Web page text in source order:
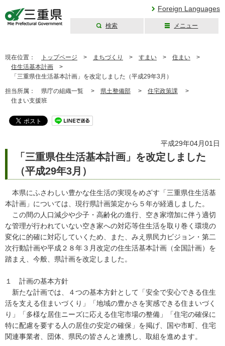
Foreign Languages
検索 メニュー
現在位置： トップページ > まちづくり > すまい > 住まい >
住生活基本計画 >
「三重県住生活基本計画」を改定しました（平成29年3月）
担当所属： 県庁の組織一覧 > 県土整備部 > 住宅政策課 >
住まい支援班
平成29年04月01日
「三重県住生活基本計画」を改定しました
（平成29年3月）
本県にふさわしい豊かな住生活の実現をめざす「三重県住生活基
本計画」については、現行県計画策定から５年が経過しました。
この間の人口減少や少子・高齢化の進行、空き家増加に伴う適切
な管理が行われていない空き家への対応等住生活を取り巻く環境の
変化に的確に対応していくため、また、みえ県民力ビジョン・第二
次行動計画や平成２８年３月改定の住生活基本計画（全国計画）を
踏まえ、今般、県計画を改定しました。
１ 計画の基本方針
新たな計画では、４つの基本方針として「安全で安心できる住生
活を支える住まいづくり」「地域の豊かさを実感できる住まいづく
り」「多様な居住ニーズに応える住宅市場の整備」「住宅の確保に
特に配慮を要する人の居住の安定の確保」を掲げ、国や市町、住宅
関連事業者、団体、県民の皆さんと連携し、取組を進めます。